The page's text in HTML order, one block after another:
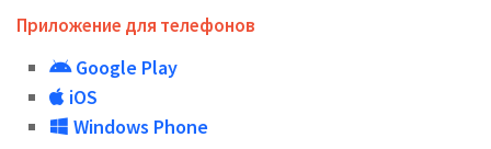
Приложение для телефонов
Google Play
iOS
Windows Phone